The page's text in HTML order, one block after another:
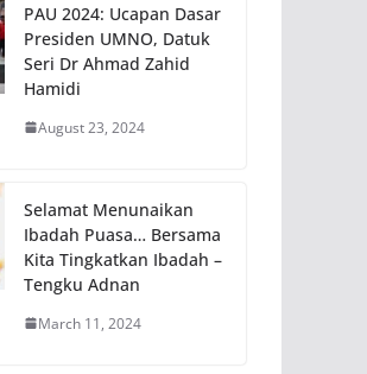
PAU 2024: Ucapan Dasar
Presiden UMNO, Datuk
Seri Dr Ahmad Zahid
Hamidi
August 23, 2024
Selamat Menunaikan
Ibadah Puasa… Bersama
Kita Tingkatkan Ibadah –
Tengku Adnan
March 11, 2024